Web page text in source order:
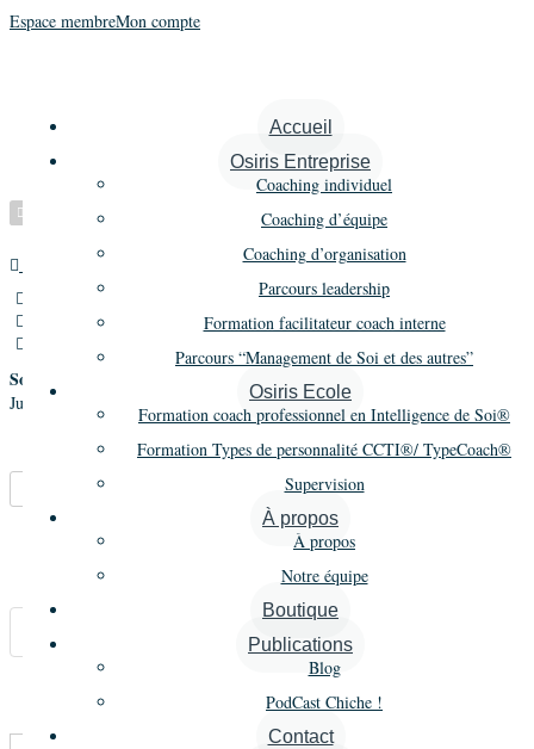
Espace membreMon compte
Accueil
Osiris Entreprise
Coaching individuel
Coaching d’équipe
Coaching d’organisation
Parcours leadership
Formation facilitateur coach interne
Parcours “Management de Soi et des autres”
Osiris Ecole
Formation coach professionnel en Intelligence de Soi®
Formation Types de personnalité CCTI®/ TypeCoach®
Supervision
À propos
À propos
Notre équipe
Boutique
Publications
Blog
PodCast Chiche !
Contact
Schwartzmann Lionel
Promo 12
30 rue des dames,Paris,France
06 14 47 49 12
Société
Jumbo Consulting
Marque-pages
Carte
Annonces similaires